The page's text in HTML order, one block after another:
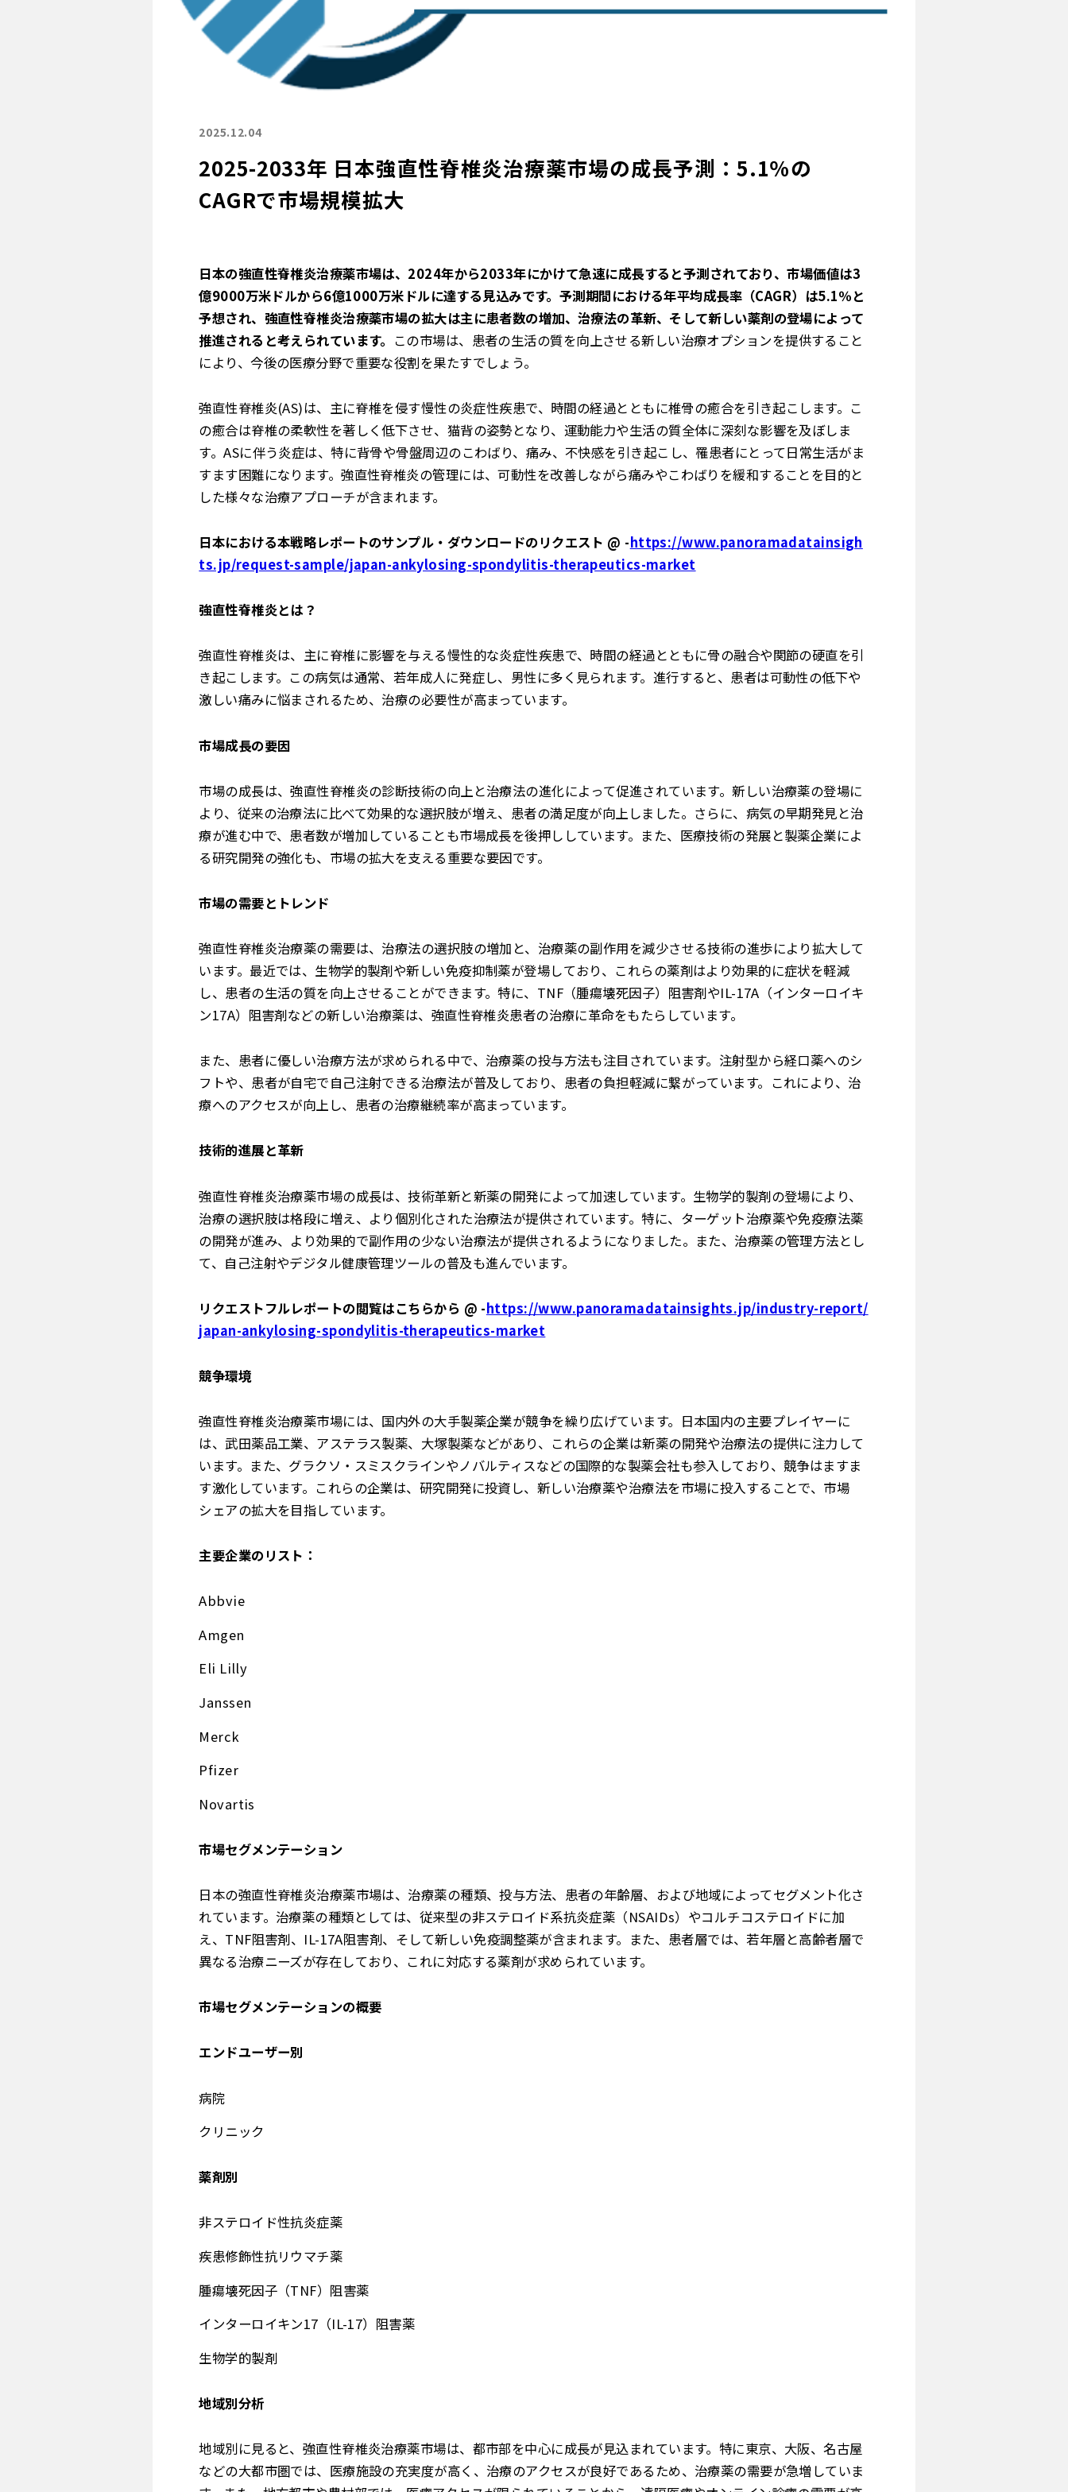
2025.12.04
2025-2033年 日本強直性脊椎炎治療薬市場の成長予測：5.1％の
CAGRで市場規模拡大
日本の強直性脊椎炎治療薬市場は、2024年から2033年にかけて急速に成長すると予測されており、市場価値は3
億9000万米ドルから6億1000万米ドルに達する見込みです。予測期間における年平均成長率（CAGR）は5.1％と
予想され、強直性脊椎炎治療薬市場の拡大は主に患者数の増加、治療法の革新、そして新しい薬剤の登場によって
推進されると考えられています。 この市場は、患者の生活の質を向上させる新しい治療オプションを提供すること
により、今後の医療分野で重要な役割を果たすでしょう。
強直性脊椎炎(AS)は、主に脊椎を侵す慢性の炎症性疾患で、時間の経過とともに椎骨の癒合を引き起こします。こ
の癒合は脊椎の柔軟性を著しく低下させ、猫背の姿勢となり、運動能力や生活の質全体に深刻な影響を及ぼしま
す。ASに伴う炎症は、特に背骨や骨盤周辺のこわばり、痛み、不快感を引き起こし、罹患者にとって日常生活がま
すます困難になります。強直性脊椎炎の管理には、可動性を改善しながら痛みやこわばりを緩和することを目的と
した様々な治療アプローチが含まれます。
日本における本戦略レポートのサンプル・ダウンロードのリクエスト @ -https://www.panoramadatainsigh
ts.jp/request-sample/japan-ankylosing-spondylitis-therapeutics-market
強直性脊椎炎とは？
強直性脊椎炎は、主に脊椎に影響を与える慢性的な炎症性疾患で、時間の経過とともに骨の融合や関節の硬直を引
き起こします。この病気は通常、若年成人に発症し、男性に多く見られます。進行すると、患者は可動性の低下や
激しい痛みに悩まされるため、治療の必要性が高まっています。
市場成長の要因
市場の成長は、強直性脊椎炎の診断技術の向上と治療法の進化によって促進されています。新しい治療薬の登場に
より、従来の治療法に比べて効果的な選択肢が増え、患者の満足度が向上しました。さらに、病気の早期発見と治
療が進む中で、患者数が増加していることも市場成長を後押ししています。また、医療技術の発展と製薬企業によ
る研究開発の強化も、市場の拡大を支える重要な要因です。
市場の需要とトレンド
強直性脊椎炎治療薬の需要は、治療法の選択肢の増加と、治療薬の副作用を減少させる技術の進歩により拡大して
います。最近では、生物学的製剤や新しい免疫抑制薬が登場しており、これらの薬剤はより効果的に症状を軽減
し、患者の生活の質を向上させることができます。特に、TNF（腫瘍壊死因子）阻害剤やIL-17A（インターロイキ
ン17A）阻害剤などの新しい治療薬は、強直性脊椎炎患者の治療に革命をもたらしています。
また、患者に優しい治療方法が求められる中で、治療薬の投与方法も注目されています。注射型から経口薬へのシ
フトや、患者が自宅で自己注射できる治療法が普及しており、患者の負担軽減に繋がっています。これにより、治
療へのアクセスが向上し、患者の治療継続率が高まっています。
技術的進展と革新
強直性脊椎炎治療薬市場の成長は、技術革新と新薬の開発によって加速しています。生物学的製剤の登場により、
治療の選択肢は格段に増え、より個別化された治療法が提供されています。特に、ターゲット治療薬や免疫療法薬
の開発が進み、より効果的で副作用の少ない治療法が提供されるようになりました。また、治療薬の管理方法とし
て、自己注射やデジタル健康管理ツールの普及も進んでいます。
リクエストフルレポートの閲覧はこちらから @ -https://www.panoramadatainsights.jp/industry-report/
japan-ankylosing-spondylitis-therapeutics-market
競争環境
強直性脊椎炎治療薬市場には、国内外の大手製薬企業が競争を繰り広げています。日本国内の主要プレイヤーに
は、武田薬品工業、アステラス製薬、大塚製薬などがあり、これらの企業は新薬の開発や治療法の提供に注力して
います。また、グラクソ・スミスクラインやノバルティスなどの国際的な製薬会社も参入しており、競争はますま
す激化しています。これらの企業は、研究開発に投資し、新しい治療薬や治療法を市場に投入することで、市場
シェアの拡大を目指しています。
主要企業のリスト：
Abbvie
Amgen
Eli Lilly
Janssen
Merck
Pfizer
Novartis
市場セグメンテーション
日本の強直性脊椎炎治療薬市場は、治療薬の種類、投与方法、患者の年齢層、および地域によってセグメント化さ
れています。治療薬の種類としては、従来型の非ステロイド系抗炎症薬（NSAIDs）やコルチコステロイドに加
え、TNF阻害剤、IL-17A阻害剤、そして新しい免疫調整薬が含まれます。また、患者層では、若年層と高齢者層で
異なる治療ニーズが存在しており、これに対応する薬剤が求められています。
市場セグメンテーションの概要
エンドユーザー別
病院
クリニック
薬剤別
非ステロイド性抗炎症薬
疾患修飾性抗リウマチ薬
腫瘍壊死因子（TNF）阻害薬
インターロイキン17（IL-17）阻害薬
生物学的製剤
地域別分析
地域別に見ると、強直性脊椎炎治療薬市場は、都市部を中心に成長が見込まれています。特に東京、大阪、名古屋
などの大都市圏では、医療施設の充実度が高く、治療のアクセスが良好であるため、治療薬の需要が急増していま